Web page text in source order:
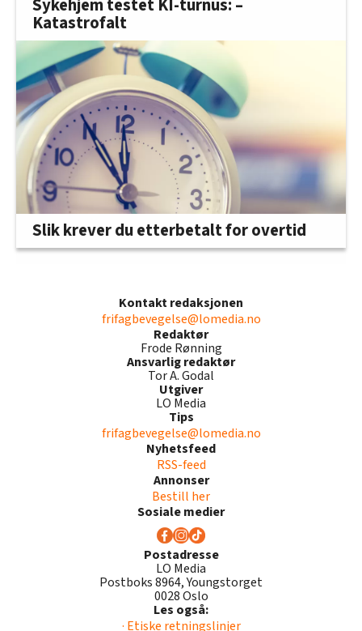
Sykehjem testet KI-turnus: –
Katastrofalt
Slik krever du etterbetalt for overtid
Kontakt redaksjonen
frifagbevegelse@lomedia.no
Redaktør
Frode Rønning
Ansvarlig redaktør
Tor A. Godal
Utgiver
LO Media
Tips
frifagbevegelse@lomedia.no
Nyhetsfeed
RSS-feed
Annonser
Bestill her
Sosiale medier
Postadresse
LO Media
Postboks 8964, Youngstorget
0028 Oslo
Les også:
· Etiske retningslinjer